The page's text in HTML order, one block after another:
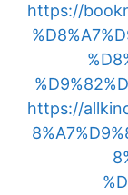
https://
https://